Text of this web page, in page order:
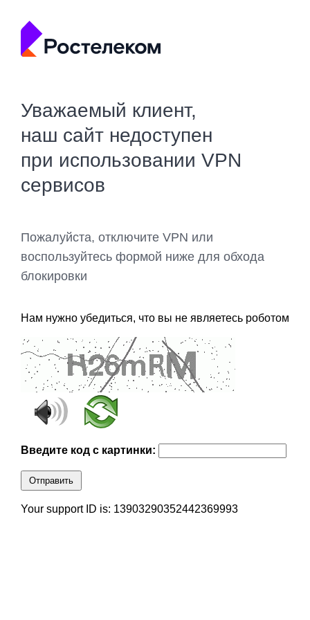
Уважаемый клиент,
наш сайт недоступен
при использовании VPN
сервисов
Пожалуйста, отключите VPN или
воспользуйтесь формой ниже для обхода
блокировки
Нам нужно убедиться, что вы не являетесь роботом
Введите код с картинки:
Отправить
Your support ID is: 13903290352442369993